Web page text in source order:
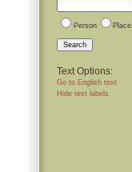
Person Place
Search
Text Options:
Go to English text
Hide text labels